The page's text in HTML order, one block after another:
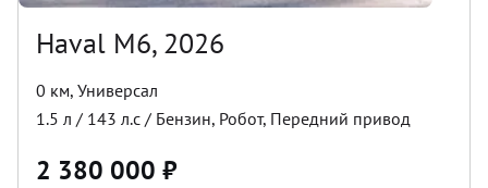
Haval M6, 2026
0 км, Универсал
1.5 л / 143 л.с / Бензин, Робот, Передний привод
2 380 000 ₽